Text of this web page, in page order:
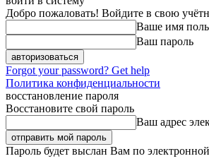
Добро пожаловать! Войдите в свою
Ваше имя
Ваш пароль
Forgot your password? Get help
Политика конфиденциальности
восстановление пароля
Восстановите свой пароль
Ваш адрес
Пароль будет выслан Вам по